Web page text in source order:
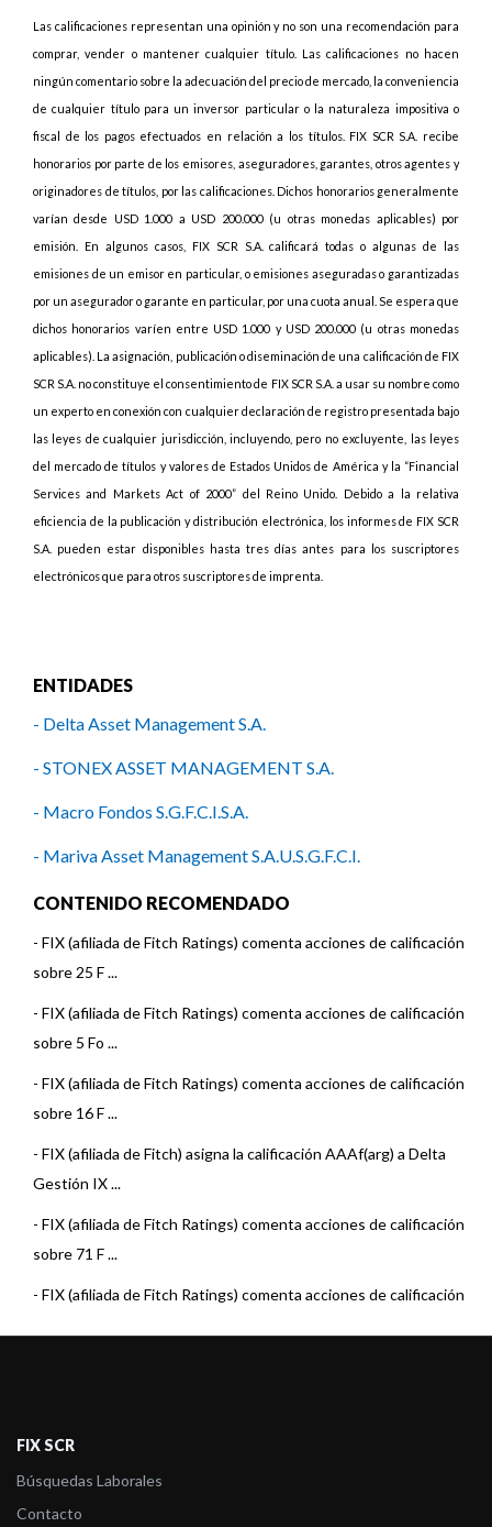
Las calificaciones representan una opinión y no son una recomendación para
comprar, vender o mantener cualquier título. Las calificaciones no hacen
ningún comentario sobre la adecuación del precio de mercado, la conveniencia
de cualquier título para un inversor particular o la naturaleza impositiva o
fiscal de los pagos efectuados en relación a los títulos. FIX SCR S.A. recibe
honorarios por parte de los emisores, aseguradores, garantes, otros agentes y
originadores de títulos, por las calificaciones. Dichos honorarios generalmente
varían desde USD 1.000 a USD 200.000 (u otras monedas aplicables) por
emisión. En algunos casos, FIX SCR S.A. calificará todas o algunas de las
emisiones de un emisor en particular, o emisiones aseguradas o garantizadas
por un asegurador o garante en particular, por una cuota anual. Se espera que
dichos honorarios varíen entre USD 1.000 y USD 200.000 (u otras monedas
aplicables). La asignación, publicación o diseminación de una calificación de FIX
SCR S.A. no constituye el consentimiento de FIX SCR S.A. a usar su nombre como
un experto en conexión con cualquier declaración de registro presentada bajo
las leyes de cualquier jurisdicción, incluyendo, pero no excluyente, las leyes
del mercado de títulos y valores de Estados Unidos de América y la “Financial
Services and Markets Act of 2000” del Reino Unido. Debido a la relativa
eficiencia de la publicación y distribución electrónica, los informes de FIX SCR
S.A. pueden estar disponibles hasta tres días antes para los suscriptores
electrónicos que para otros suscriptores de imprenta.
ENTIDADES
- Delta Asset Management S.A.
- STONEX ASSET MANAGEMENT S.A.
- Macro Fondos S.G.F.C.I.S.A.
- Mariva Asset Management S.A.U.S.G.F.C.I.
CONTENIDO RECOMENDADO
- FIX (afiliada de Fitch Ratings) comenta acciones de calificación
sobre 25 F ...
- FIX (afiliada de Fitch Ratings) comenta acciones de calificación
sobre 5 Fo ...
- FIX (afiliada de Fitch Ratings) comenta acciones de calificación
sobre 16 F ...
- FIX (afiliada de Fitch) asigna la calificación AAAf(arg) a Delta
Gestión IX ...
- FIX (afiliada de Fitch Ratings) comenta acciones de calificación
sobre 71 F ...
- FIX (afiliada de Fitch Ratings) comenta acciones de calificación
- FIX (afiliada de Fitch Ratings) comenta acciones de calificación
FIX (afiliada de Fitch) asigna la calificación AAAf(arg) a Delta
FIX SCR
Búsquedas Laborales
Contacto